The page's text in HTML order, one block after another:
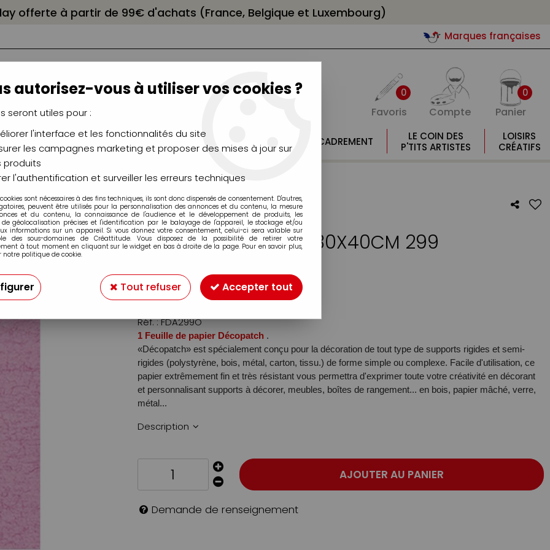
offerte à partir de 99€ d'achats (France, Belgique et Luxembourg)
Marques françaises
0
Favoris Compte
0
Panier
CHÂSSIS
CHEVALETS
AÉROGRAPHIE
MODÉLISME
MOULAGE
ENCADREMENT
LE COIN DES
P'TITS ARTISTES
LOISIRS
CRÉATIFS
30X40CM 299
FEUILLE DECOPATCH 30X40CM 299
1,10€TTC
Réf. :FDA299O
1 Feuille de papier Décopatch .
«Décopatch» est spécialement conçu pour la décoration de tout type de supports rigides et semi-
rigides (polystyrène, bois, métal, carton, tissu.) de forme simple ou complexe. Facile d'utilisation, ce
papier extrêmement fin et très résistant vous permettra d'exprimer toute votre créativité en décorant
et personnalisant supports à décorer, meubles, boîtes de rangement... en bois, papier mâché, verre,
métal...
Description
AJOUTER AU PANIER
Demande de renseignement
autorisez-vous à utiliser vos cookies ?
seront utiles pour :
l'interface et les fonctionnalités du site
les campagnes marketing et proposer des mises à jour sur
produits
l'authentification et surveiller les erreurs techniques
sont nécessaires à des fins techniques, ils sont donc dispensés de consentement. D'autres,
peuvent être utilisés pour la personnalisation des annonces et du contenu, la mesure
et du contenu, la connaissance de l'audience et le développement de produits, les
de géolocalisation précises et l'identification par le balayage de l'appareil, le stockage et/ou
informations sur un appareil. Si vous donnez votre consentement, celui-ci sera valable sur
des sous-domaines de Créattitude. Vous disposez de la possibilité de retirer votre
à tout moment en cliquant sur le widget en bas à droite de la page. Pour en savoir plus,
notre politique de cookie.
Tout refuser Accepter tout